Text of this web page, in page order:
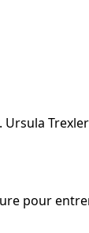
pour